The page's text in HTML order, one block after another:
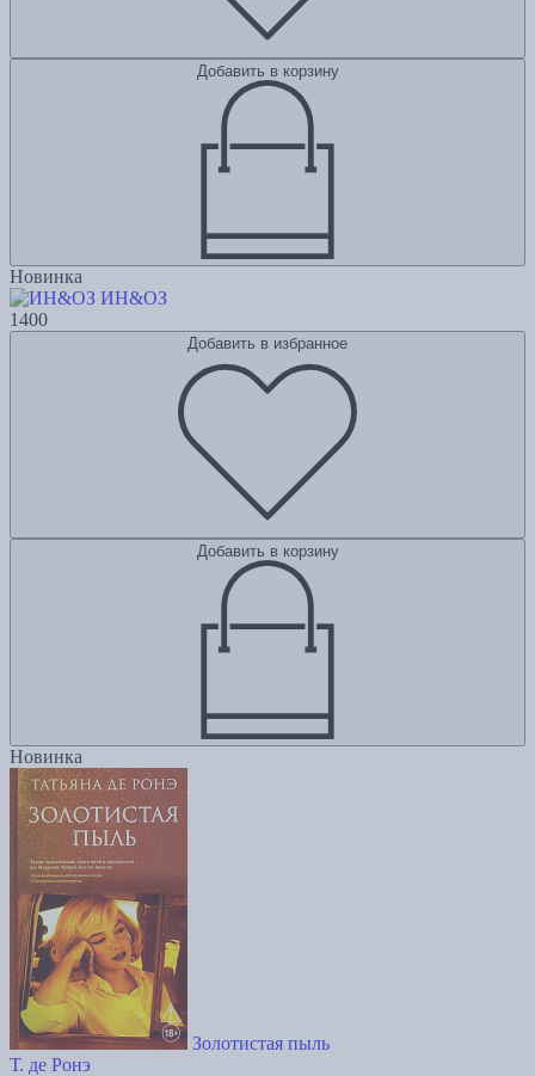
Добавить в корзину
Новинка
ИН&ОЗ
1400
Добавить в избранное
Добавить в корзину
Новинка
Золотистая пыль
Т. де Ронэ